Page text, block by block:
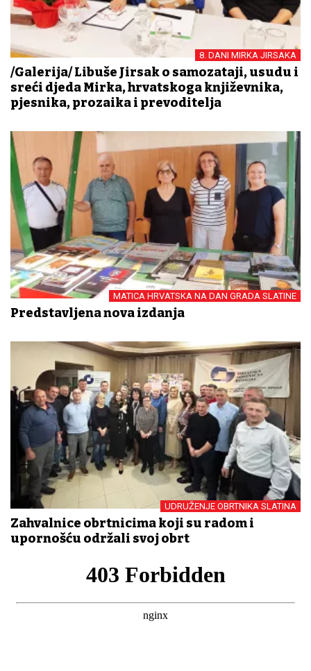
8. DANI MIRKA JIRSAKA
/Galerija/ Libuše Jirsak o samozataji, usudu i
sreći djeda Mirka, hrvatskoga književnika,
pjesnika, prozaika i prevoditelja
MATICA HRVATSKA NA DAN GRADA SLATINE
Predstavljena nova izdanja
UDRUŽENJE OBRTNIKA SLATINA
Zahvalnice obrtnicima koji su radom i
upornošću održali svoj obrt